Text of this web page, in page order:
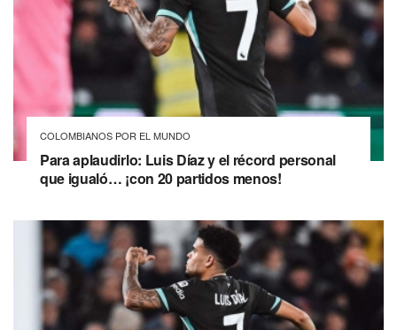
COLOMBIANOS POR EL MUNDO
Para aplaudirlo: Luis Díaz y el récord personal
que igualó… ¡con 20 partidos menos!